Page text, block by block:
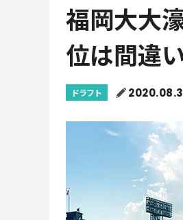
福岡大大
位は間違い
ドラフト